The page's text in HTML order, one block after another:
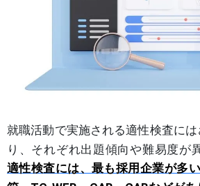
就職活動で実施される適性検査に
り、それぞれ出題傾向や難易度が
適性検査には、最も採用企業が多